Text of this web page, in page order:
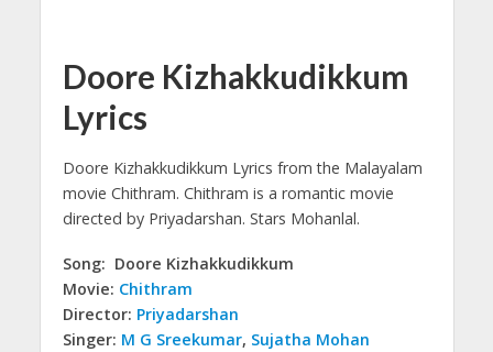
Doore Kizhakkudikkum
Lyrics
Doore Kizhakkudikkum Lyrics from the Malayalam
movie Chithram. Chithram is a romantic movie
directed by Priyadarshan. Stars Mohanlal.
Song: Doore Kizhakkudikkum
Movie: Chithram
Director: Priyadarshan
Singer: M G Sreekumar, Sujatha Mohan